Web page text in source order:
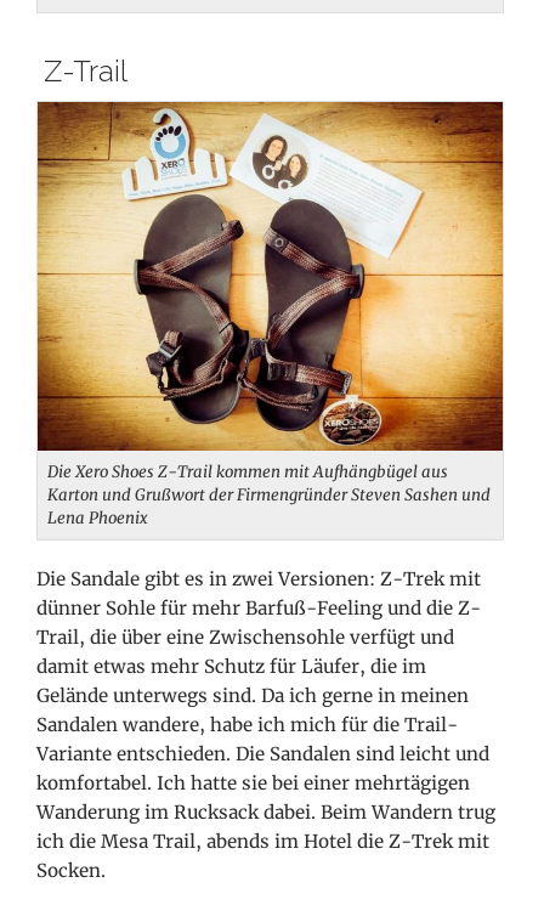
Z-Trail
Die Xero Shoes Z-Trail kommen mit Aufhängbügel aus
Karton und Grußwort der Firmengründer Steven Sashen und
Lena Phoenix
Die Sandale gibt es in zwei Versionen: Z-Trek mit
dünner Sohle für mehr Barfuß-Feeling und die Z-
Trail, die über eine Zwischensohle verfügt und
damit etwas mehr Schutz für Läufer, die im
Gelände unterwegs sind. Da ich gerne in meinen
Sandalen wandere, habe ich mich für die Trail-
Variante entschieden. Die Sandalen sind leicht und
komfortabel. Ich hatte sie bei einer mehrtägigen
Wanderung im Rucksack dabei. Beim Wandern trug
ich die Mesa Trail, abends im Hotel die Z-Trek mit
Socken.